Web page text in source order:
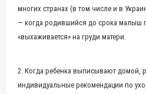
многих странах (в том числе и в
— когда родившийся до срока малыш
«выхаживается» на груди матери.
2. Когда ребенка выписывают домой,
индивидуальные рекомендации по